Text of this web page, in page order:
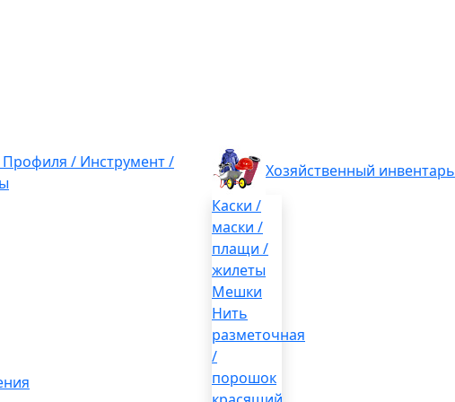
Профиля / Инструмент /
Хозяйственный инвентарь
Каски /
маски /
плащи /
жилеты
Мешки
Нить
разметочная
/
порошок